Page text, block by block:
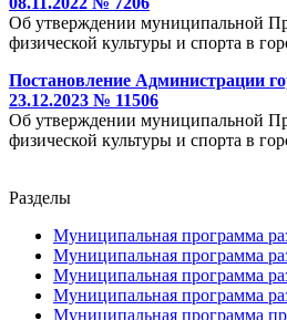
Об утверждении муниципальной
физической культуры и спорта в
Постановление Администрации
23.12.2023 № 11506
Об утверждении муниципальной
физической культуры и спорта в
Разделы
Муниципальная программа
Муниципальная программа
Муниципальная программа
Муниципальная программа
Муниципальная программа